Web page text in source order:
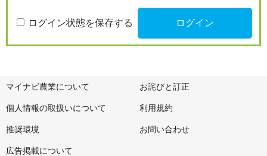
ログイン状態を保存する
マイナビ農業について お詫びと訂正
個人情報の取扱いについて 利用規約
推奨環境 お問い合わせ
広告掲載について